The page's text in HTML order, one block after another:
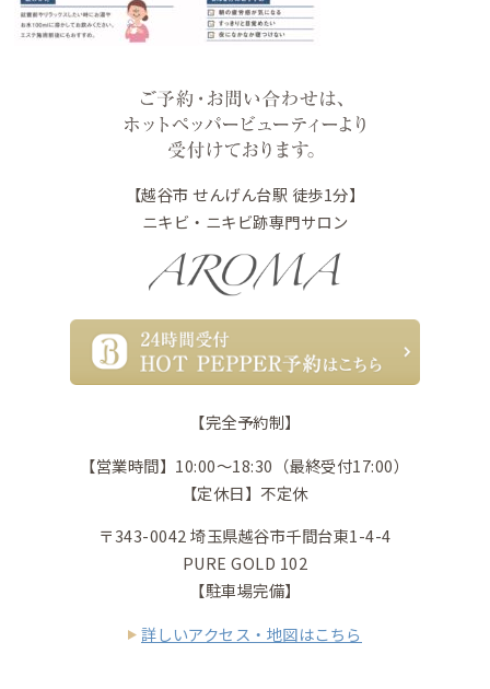
【越谷市 せんげん台駅 徒歩1分】
ニキビ・ニキビ跡専門サロン
【完全予約制】
【営業時間】10:00〜18:30（最終受付17:00）
【定休日】不定休
〒343-0042 埼玉県越谷市千間台東1-4-4
PURE GOLD 102
【駐車場完備】
詳しいアクセス・地図はこちら